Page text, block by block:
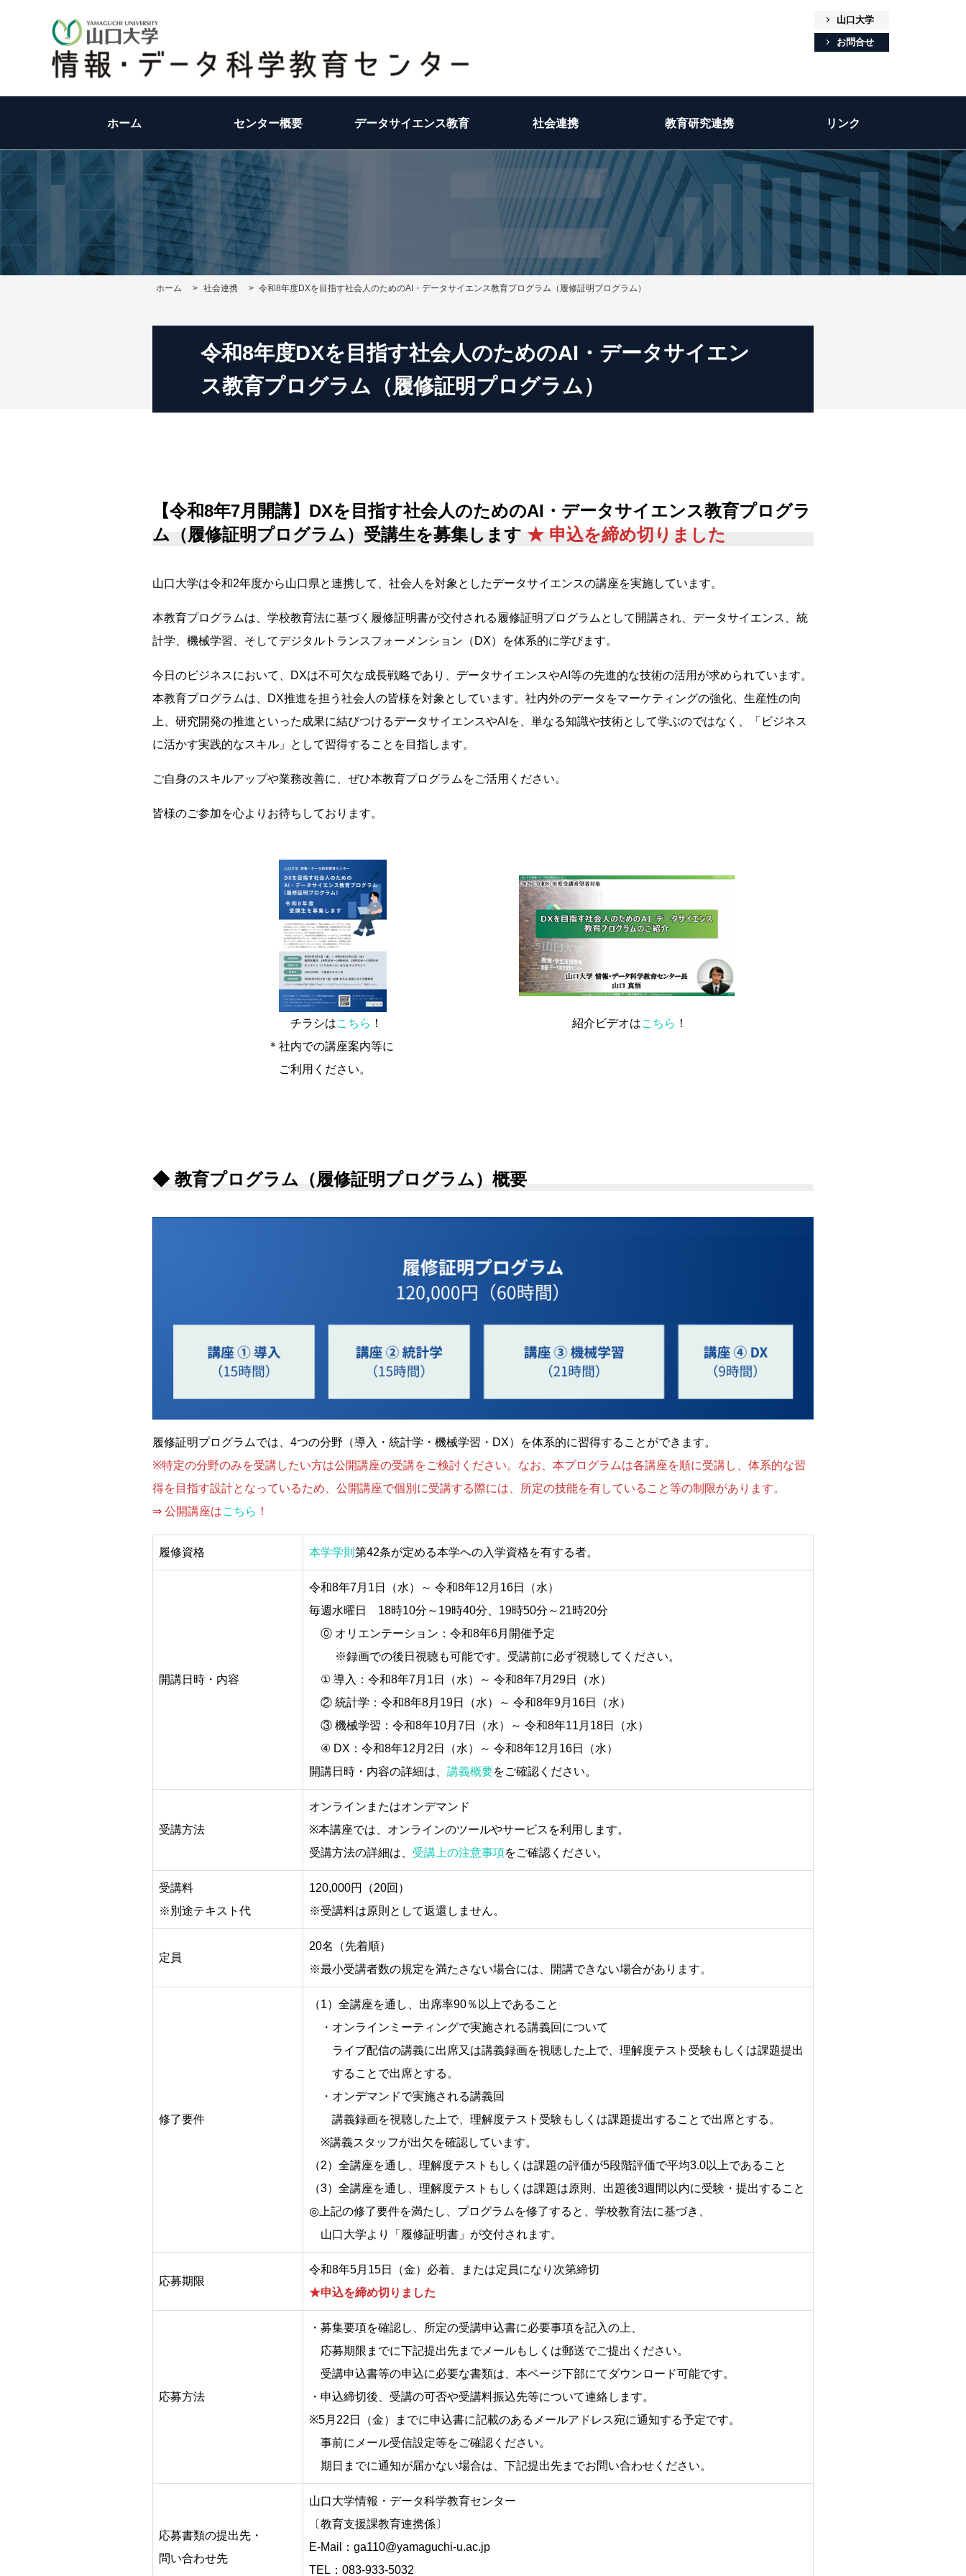
山口大学
お問合せ
ホーム センター概要 データサイエンス教育 社会連携 教育研究連携 リンク
ホーム > 社会連携 > 令和8年度DXを目指す社会人のためのAI・データサイエンス教育プログラム（履修証明プログラム）
令和8年度DXを目指す社会人のためのAI・データサイエン
ス教育プログラム（履修証明プログラム）
【令和8年7月開講】DXを目指す社会人のためのAI・データサイエンス教育プログラ
ム（履修証明プログラム）受講生を募集します ★ 申込を締め切りました
山口大学は令和2年度から山口県と連携して、社会人を対象としたデータサイエンスの講座を実施しています。
本教育プログラムは、学校教育法に基づく履修証明書が交付される履修証明プログラムとして開講され、データサイエンス、統
計学、機械学習、そしてデジタルトランスフォーメンション（DX）を体系的に学びます。
今日のビジネスにおいて、DXは不可欠な成長戦略であり、データサイエンスやAI等の先進的な技術の活用が求められています。
本教育プログラムは、DX推進を担う社会人の皆様を対象としています。社内外のデータをマーケティングの強化、生産性の向
上、研究開発の推進といった成果に結びつけるデータサイエンスやAIを、単なる知識や技術として学ぶのではなく、「ビジネス
に活かす実践的なスキル」として習得することを目指します。
ご自身のスキルアップや業務改善に、ぜひ本教育プログラムをご活用ください。
皆様のご参加を心よりお待ちしております。
チラシはこちら ！ 紹介ビデオはこちら ！
＊社内での講座案内等に
ご利用ください。
◆ 教育プログラム（履修証明プログラム）概要
履修証明プログラムでは、4つの分野（導入・統計学・機械学習・DX）を体系的に習得することができます。
※特定の分野のみを受講したい方は公開講座の受講をご検討ください。なお、本プログラムは各講座を順に受講し、体系的な習
得を目指す設計となっているため、公開講座で個別に受講する際には、所定の技能を有していること等の制限があります。
⇒ 公開講座はこちら ！
履修資格 本学学則 第42条が定める本学への入学資格を有する者。
開講日時・内容
令和8年7月1日（水）～ 令和8年12月16日（水）
毎週水曜日 18時10分～19時40分、19時50分～21時20分
⓪ オリエンテーション：令和8年6月開催予定
※録画での後日視聴も可能です。受講前に必ず視聴してください。
① 導入：令和8年7月1日（水）～ 令和8年7月29日（水）
② 統計学：令和8年8月19日（水）～ 令和8年9月16日（水）
③ 機械学習：令和8年10月7日（水）～ 令和8年11月18日（水）
④ DX：令和8年12月2日（水）～ 令和8年12月16日（水）
開講日時・内容の詳細は、 講義概要をご確認ください。
受講方法
オンラインまたはオンデマンド
※本講座では、オンラインのツールやサービスを利用します。
受講方法の詳細は、 受講上の注意事項をご確認ください。
受講料
※別途テキスト代
120,000円（20回）
※受講料は原則として返還しません。
定員
20名（先着順）
※最小受講者数の規定を満たさない場合には、開講できない場合があります。
修了要件
（1）全講座を通し、出席率90％以上であること
・オンラインミーティングで実施される講義回について
ライブ配信の講義に出席又は講義録画を視聴した上で、理解度テスト受験もしくは課題提出
することで出席とする。
・オンデマンドで実施される講義回
講義録画を視聴した上で、理解度テスト受験もしくは課題提出することで出席とする。
※講義スタッフが出欠を確認しています。
（2）全講座を通し、理解度テストもしくは課題の評価が5段階評価で平均3.0以上であること
（3）全講座を通し、理解度テストもしくは課題は原則、出題後3週間以内に受験・提出すること
◎上記の修了要件を満たし、プログラムを修了すると、学校教育法に基づき、
山口大学より「履修証明書」が交付されます。
応募期限
令和8年5月15日（金）必着、または定員になり次第締切
★申込を締め切りました
応募方法
・募集要項を確認し、所定の受講申込書に必要事項を記入の上、
応募期限までに下記提出先までメールもしくは郵送でご提出ください。
受講申込書等の申込に必要な書類は、本ページ下部にてダウンロード可能です。
・申込締切後、受講の可否や受講料振込先等について連絡します。
※5月22日（金）までに申込書に記載のあるメールアドレス宛に通知する予定です。
事前にメール受信設定等をご確認ください。
期日までに通知が届かない場合は、下記提出先までお問い合わせください。
応募書類の提出先・
問い合わせ先
山口大学情報・データ科学教育センター
〔教育支援課教育連携係〕
E-Mail：ga110@yamaguchi-u.ac.jp
TEL：083-933-5032